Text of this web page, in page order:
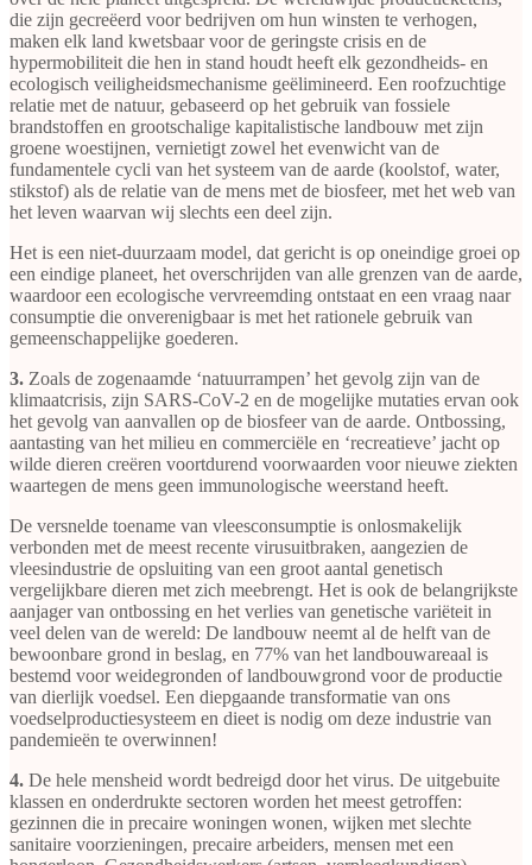
die zijn gecreëerd voor bedrijven om hun winsten te verhogen,
maken elk land kwetsbaar voor de geringste crisis en de
hypermobiliteit die hen in stand houdt heeft elk gezondheids- en
ecologisch veiligheidsmechanisme geëlimineerd. Een roofzuchtige
relatie met de natuur, gebaseerd op het gebruik van fossiele
brandstoffen en grootschalige kapitalistische landbouw met zijn
groene woestijnen, vernietigt zowel het evenwicht van de
fundamentele cycli van het systeem van de aarde (koolstof, water,
stikstof) als de relatie van de mens met de biosfeer, met het web van
het leven waarvan wij slechts een deel zijn.
Het is een niet-duurzaam model, dat gericht is op oneindige groei op
een eindige planeet, het overschrijden van alle grenzen van de aarde,
waardoor een ecologische vervreemding ontstaat en een vraag naar
consumptie die onverenigbaar is met het rationele gebruik van
gemeenschappelijke goederen.
3. Zoals de zogenaamde ‘natuurrampen’ het gevolg zijn van de
klimaatcrisis, zijn SARS-CoV-2 en de mogelijke mutaties ervan ook
het gevolg van aanvallen op de biosfeer van de aarde. Ontbossing,
aantasting van het milieu en commerciële en ‘recreatieve’ jacht op
wilde dieren creëren voortdurend voorwaarden voor nieuwe ziekten
waartegen de mens geen immunologische weerstand heeft.
De versnelde toename van vleesconsumptie is onlosmakelijk
verbonden met de meest recente virusuitbraken, aangezien de
vleesindustrie de opsluiting van een groot aantal genetisch
vergelijkbare dieren met zich meebrengt. Het is ook de belangrijkste
aanjager van ontbossing en het verlies van genetische variëteit in
veel delen van de wereld: De landbouw neemt al de helft van de
bewoonbare grond in beslag, en 77% van het landbouwareaal is
bestemd voor weidegronden of landbouwgrond voor de productie
van dierlijk voedsel. Een diepgaande transformatie van ons
voedselproductiesysteem en dieet is nodig om deze industrie van
pandemieën te overwinnen!
4. De hele mensheid wordt bedreigd door het virus. De uitgebuite
klassen en onderdrukte sectoren worden het meest getroffen:
gezinnen die in precaire woningen wonen, wijken met slechte
sanitaire voorzieningen, precaire arbeiders, mensen met een